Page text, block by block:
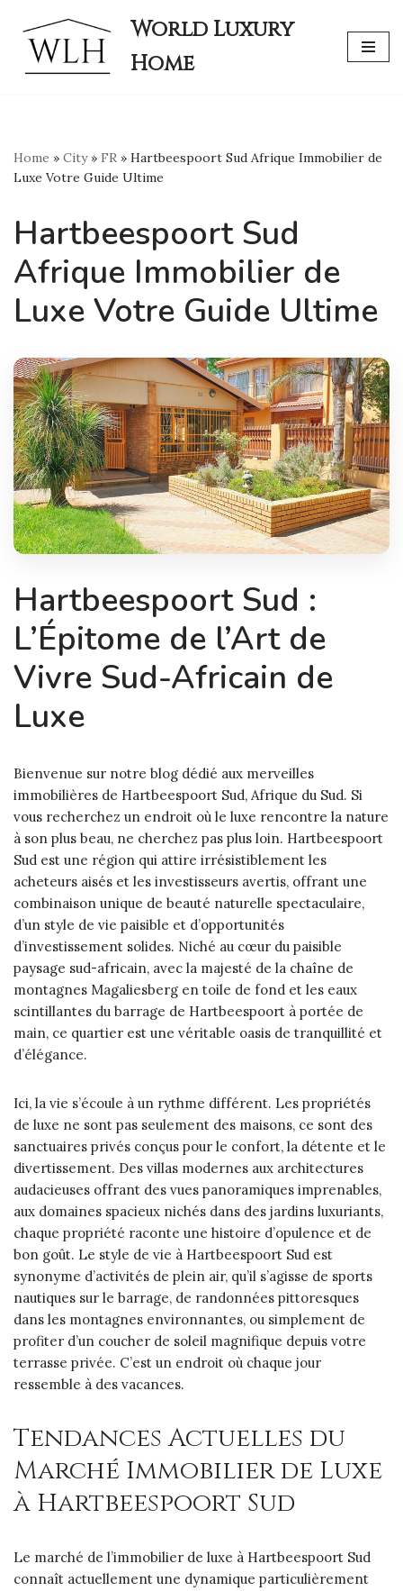
Skip
to
World Luxury
Home
Home » City» FR » Hartbeespoort Sud Afrique Immobilier de
Luxe Votre Guide Ultime
Hartbeespoort Sud
Afrique Immobilier de
Luxe Votre Guide Ultime
Hartbeespoort Sud :
L’Épitome de l’Art de
Vivre Sud-Africain de
Luxe
Bienvenue sur notre blog dédié aux merveilles
immobilières de Hartbeespoort Sud, Afrique du Sud. Si
vous recherchez un endroit où le luxe rencontre la nature
à son plus beau, ne cherchez pas plus loin. Hartbeespoort
Sud est une région qui attire irrésistiblement les
acheteurs aisés et les investisseurs avertis, offrant une
combinaison unique de beauté naturelle spectaculaire,
d’un style de vie paisible et d’opportunités
d’investissement solides. Niché au cœur du paisible
paysage sud-africain, avec la majesté de la chaîne de
montagnes Magaliesberg en toile de fond et les eaux
scintillantes du barrage de Hartbeespoort à portée de
main, ce quartier est une véritable oasis de tranquillité et
d’élégance.
Ici, la vie s’écoule à un rythme différent. Les propriétés
de luxe ne sont pas seulement des maisons, ce sont des
sanctuaires privés conçus pour le confort, la détente et le
divertissement. Des villas modernes aux architectures
audacieuses offrant des vues panoramiques imprenables,
aux domaines spacieux nichés dans des jardins luxuriants,
chaque propriété raconte une histoire d’opulence et de
bon goût. Le style de vie à Hartbeespoort Sud est
synonyme d’activités de plein air, qu’il s’agisse de sports
nautiques sur le barrage, de randonnées pittoresques
dans les montagnes environnantes, ou simplement de
profiter d’un coucher de soleil magnifique depuis votre
terrasse privée. C’est un endroit où chaque jour
ressemble à des vacances.
Tendances Actuelles du
Marché Immobilier de Luxe
à Hartbeespoort Sud
Le marché de l’immobilier de luxe à Hartbeespoort Sud
connaît actuellement une dynamique particulièrement